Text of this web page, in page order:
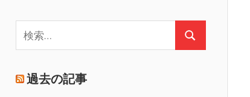
索:
検
過去の記事